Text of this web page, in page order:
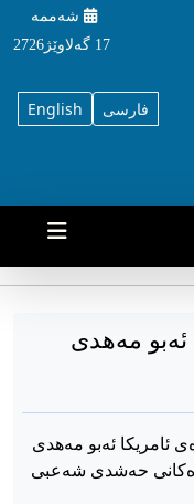
شه‌ممه‌
17 گه‌لاوێژ2726
English فارسی
ئەبو مەهدی
ئامریکا ئەبو مەهدی
حەشدی شەعبی